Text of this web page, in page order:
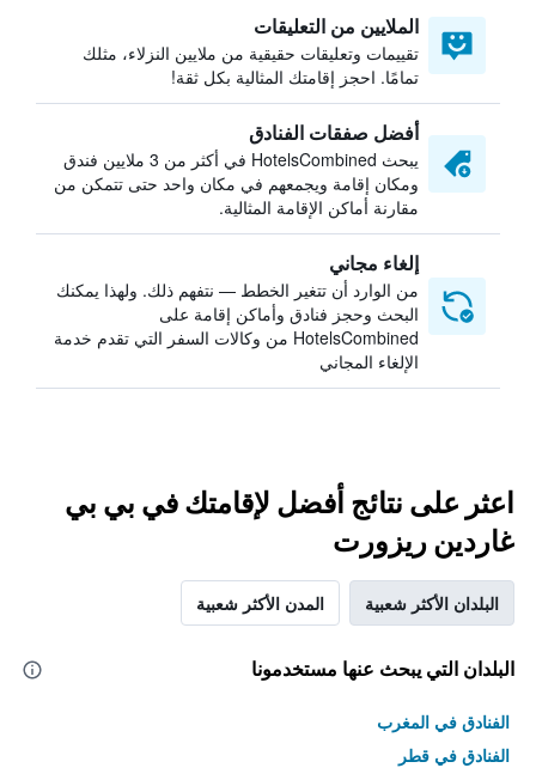
الملايين من التعليقات
تقييمات وتعليقات حقيقية من ملايين النزلاء، مثلك
تمامًا. احجز إقامتك المثالية بكل ثقة!
أفضل صفقات الفنادق
يبحث HotelsCombined في أكثر من 3 ملايين فندق
ومكان إقامة ويجمعهم في مكان واحد حتى تتمكن من
مقارنة أماكن الإقامة المثالية.
إلغاء مجاني
من الوارد أن تتغير الخطط — نتفهم ذلك. ولهذا يمكنك
البحث وحجز فنادق وأماكن إقامة على
HotelsCombined من وكالات السفر التي تقدم خدمة
الإلغاء المجاني
اعثر على نتائج أفضل لإقامتك في بي بي
غاردين ريزورت
البلدان الأكثر شعبية المدن الأكثر شعبية
البلدان التي يبحث عنها مستخدمونا
الفنادق في المغرب
الفنادق في قطر